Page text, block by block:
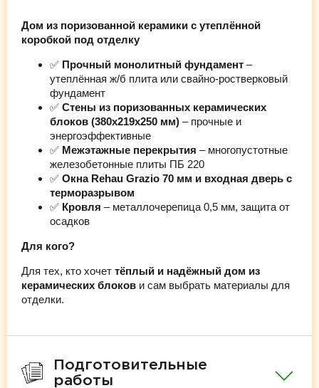
Дом из поризованной керамики с утеплённой
коробкой под отделку
✅ Прочный монолитный фундамент –
утеплённая ж/б плита или свайно-ростверковый
фундамент
✅ Стены из поризованных керамических
блоков (380х219х250 мм) – прочные и
энергоэффективные
✅ Межэтажные перекрытия – многопустотные
железобетонные плиты ПБ 220
✅ Окна Rehau Grazio 70 мм и входная дверь с
терморазрывом
✅ Кровля – металлочерепица 0,5 мм, защита от
осадков
Для кого?
Для тех, кто хочет тёплый и надёжный дом из
керамических блоков и сам выбрать материалы для
отделки.
Подготовительные
работы